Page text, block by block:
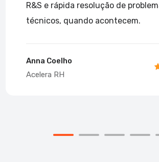
resolução de problemas
acontecem.